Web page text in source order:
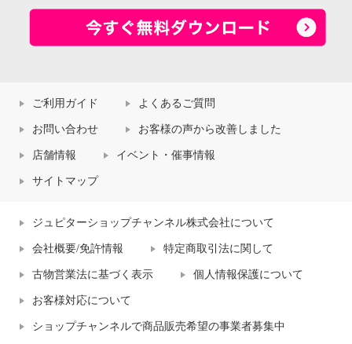
ご利用ガイド よくあるご質問
お問い合わせ お客様の声から改善しました
店舗情報 イベント・催事情報
サイトマップ
ジュピターショップチャンネル株式会社について
会社概要/免許情報 特定商取引法に関して
古物営業法に基づく表示 個人情報保護について
お客様対応について
ショップチャンネルで商品販売希望の事業者募集中